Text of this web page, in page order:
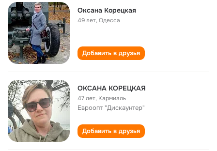
Оксана Корецкая
49 лет,Одесса
Добавить в друзья
ОКСАНА КОРЕЦКАЯ
47 лет, Кармиэль
Евроопт "Дискаунтер"
Добавить в друзья